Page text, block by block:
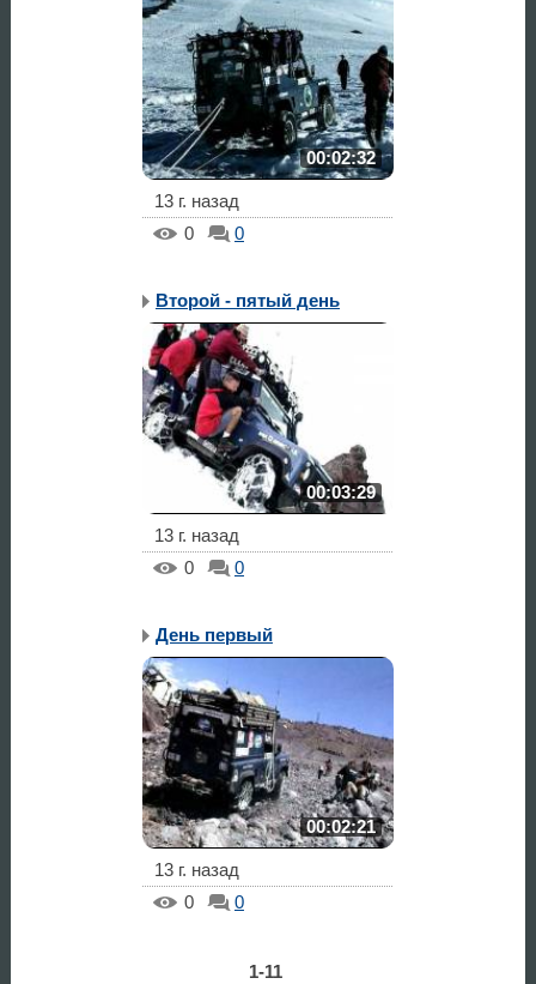
00:02:32
13 г. назад
0
0
Второй - пятый день
00:03:29
13 г. назад
0
0
День первый
00:02:21
13 г. назад
0
0
1-11